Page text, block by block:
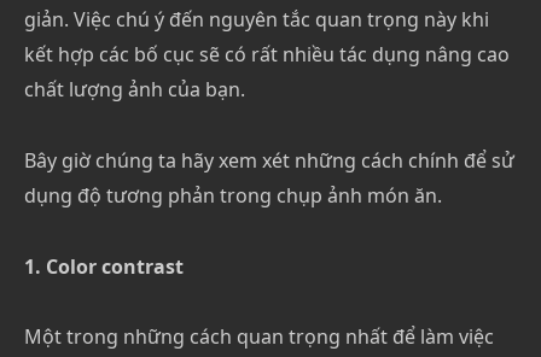
giản. Việc chú ý đến nguyên tắc quan trọng này khi
kết hợp các bố cục sẽ có rất nhiều tác dụng nâng cao
chất lượng ảnh của bạn.
Bây giờ chúng ta hãy xem xét những cách chính để sử
dụng độ tương phản trong chụp ảnh món ăn.
1. Color contrast
Một trong những cách quan trọng nhất để làm việc